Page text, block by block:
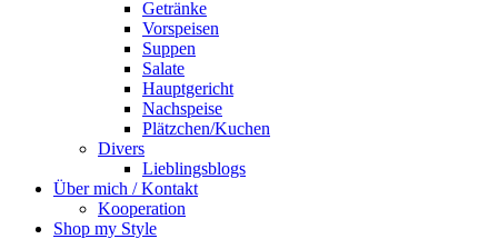
Getränke
Vorspeisen
Suppen
Salate
Hauptgericht
Nachspeise
Plätzchen/Kuchen
Divers
Lieblingsblogs
Über mich / Kontakt
Kooperation
Shop my Style